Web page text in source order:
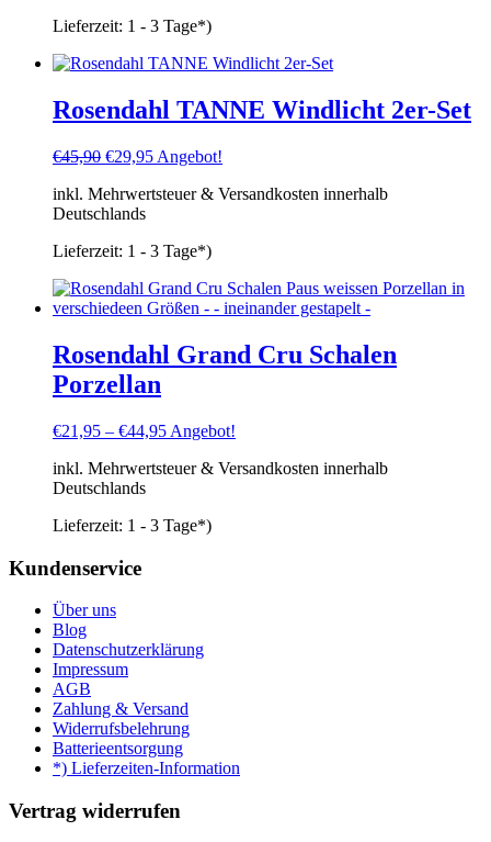
Lieferzeit: 1 - 3 Tage*)
Rosendahl TANNE Windlicht 2er-Set
€45,90 Ursprünglicher
war:
€45,90
€29,95Aktueller
ist:
Angebot!
inkl. Mehrwertsteuer & Versandkosten innerhalb
Deutschlands
Lieferzeit: 1 - 3 Tage*)
Rosendahl Grand Cru Schalen
Porzellan
€21,95 – €44,95 Angebot!
inkl. Mehrwertsteuer & Versandkosten innerhalb
Deutschlands
Lieferzeit: 1 - 3 Tage*)
Kundenservice
Über uns
Blog
Datenschutzerklärung
Impressum
AGB
Zahlung & Versand
Widerrufsbelehrung
Batterieentsorgung
*) Lieferzeiten-Information
Vertrag widerrufen